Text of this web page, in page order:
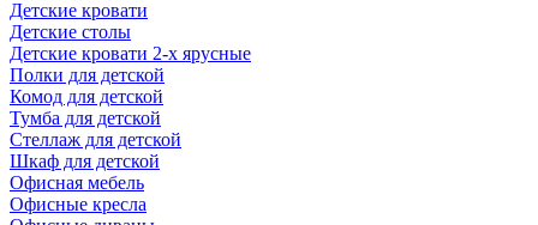
Детские кровати
Детские столы
Детские кровати 2-х ярусные
Полки для детской
Комод для детской
Тумба для детской
Стеллаж для детской
Шкаф для детской
Офисная мебель
Офисные кресла